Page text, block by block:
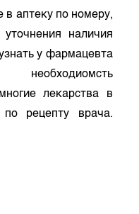
в аптеку по номеру,
наличия
у фармацевта
лекарства в
рецепту врача.